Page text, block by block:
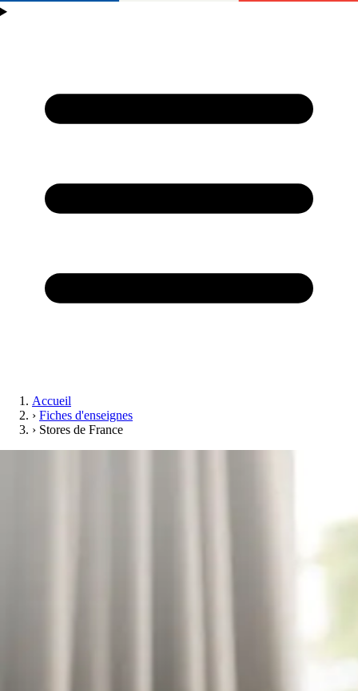
Accueil
› Fiches d'enseignes
› Stores de France